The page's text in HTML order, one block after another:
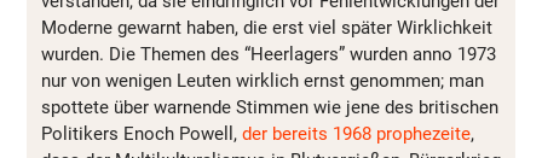
Moderne gewarnt haben, die erst viel später Wirklichkeit
wurden. Die Themen des “Heerlagers” wurden anno 1973
nur von wenigen Leuten wirklich ernst genommen; man
spottete über warnende Stimmen wie jene des britischen
Politikers Enoch Powell, der bereits 1968 prophezeite,